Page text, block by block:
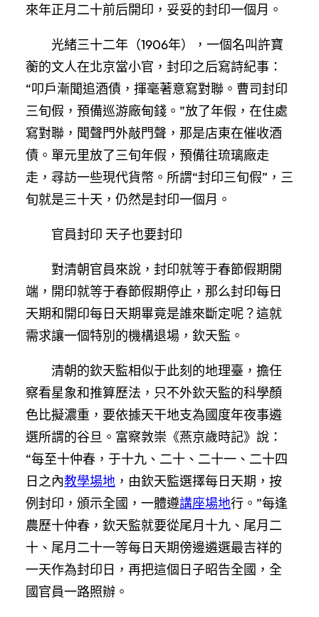
來年正月二十前后開印，妥妥的封印一個月。
光緒三十二年（1906年），一個名叫許寶
蘅的文人在北京當小官，封印之后寫詩紀事：
“叩戶漸聞追酒債，揮毫著意寫對聯。曹司封印
三旬假，預備巡游廠甸錢。”放了年假，在住處
寫對聯，聞聲門外敲門聲，那是店東在催收酒
債。單元里放了三旬年假，預備往琉璃廠走
走，尋訪一些現代貨幣。所謂“封印三旬假”，三
旬就是三十天，仍然是封印一個月。
官員封印 天子也要封印
對清朝官員來說，封印就等于春節假期開
端，開印就等于春節假期停止，那么封印每日
天期和開印每日天期畢竟是誰來斷定呢？這就
需求讓一個特別的機構退場，欽天監。
清朝的欽天監相似于此刻的地理臺，擔任
察看星象和推算歷法，只不外欽天監的科學顏
色比擬濃重，要依據天干地支為國度年夜事遴
選所謂的谷旦。富察敦崇《燕京歲時記》說：
“每至十仲春，于十九、二十、二十一、二十四
日之內教學場地 ，由欽天監選擇每日天期，按
例封印，頒示全國，一體遵講座場地行。”每逢
農歷十仲春，欽天監就要從尾月十九、尾月二
十、尾月二十一等每日天期傍邊遴選最吉祥的
一天作為封印日，再把這個日子昭告全國，全
國官員一路照辦。